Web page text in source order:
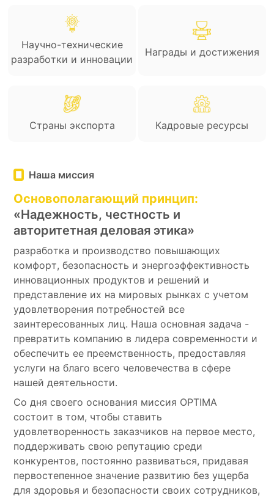
Социальные
сети
Научно-технические
разработки и инновации
Награды и достижения
Страны экспорта Кадровые ресурсы
Наша миссия
Основополагающий принцип:
«Надежность, честность и
авторитетная деловая этика»
разработка и производство повышающих
комфорт, безопасность и энергоэффективность
инновационных продуктов и решений и
представление их на мировых рынках с учетом
удовлетворения потребностей все
заинтересованных лиц. Наша основная задача -
превратить компанию в лидера современности и
обеспечить ее преемственность, предоставляя
услуги на благо всего человечества в сфере
нашей деятельности.
Со дня своего основания миссия OPTIMA
состоит в том, чтобы ставить
удовлетворенность заказчиков на первое место,
поддерживать свою репутацию среди
конкурентов, постоянно развиваться, придавая
первостепенное значение развитию без ущерба
для здоровья и безопасности своих сотрудников,